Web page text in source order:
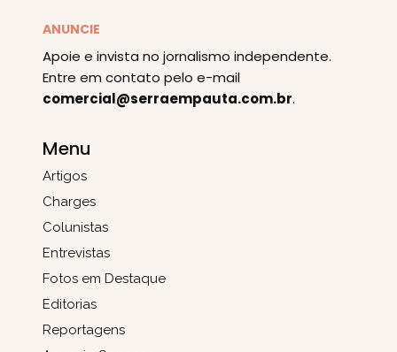
ANUNCIE
Apoie e invista no jornalismo independente.
Entre em contato pelo e-mail
comercial@serraempauta.com.br.
Menu
Artigos
Charges
Colunistas
Entrevistas
Fotos em Destaque
Editorias
Reportagens